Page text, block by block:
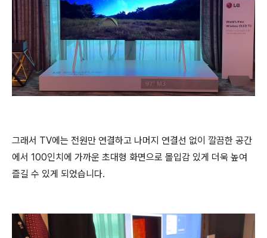
그래서 TV에는 전원만 연결하고 나머지 연결선 없이 깔끔한 공간
에서 100인치에 가까운 초대형 화면으로 몰입감 있게 더욱 높여
즐길 수 있게 되었습니다.